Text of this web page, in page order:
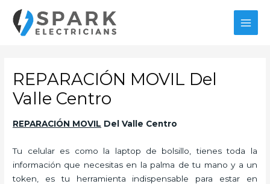
contenido
REPARACIÓN MOVIL Del
Valle Centro
REPARACIÓN MOVIL Del Valle Centro
Tu celular es como la laptop de bolsillo, tienes toda la
información que necesitas en la palma de tu mano y a un
token, es tu herramienta indispensable para estar en